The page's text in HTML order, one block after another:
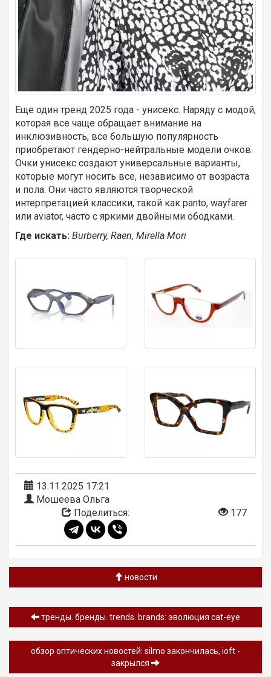
Еще один тренд 2025 года - унисекс. Наряду с модой,
которая все чаще обращает внимание на
инклюзивность, все большую популярность
приобретают гендерно-нейтральные модели очков.
Очки унисекс создают универсальные варианты,
которые могут носить все, независимо от возраста
и пола. Они часто являются творческой
интерпретацией классики, такой как panto, wayfarer
или aviator, часто с яркими двойными ободками.
Где искать: Burberry, Raen, Mirella Mori
13.11.2025 17:21
Мошеева Ольга
Поделиться:
177
новости
тренды. бренды. trends. brands: эволюция cat-eye
обзор oптических новостей: silmo закончилась, ioft -
закрылся